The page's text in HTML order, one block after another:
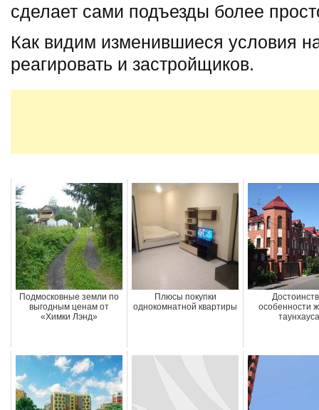
сделает сами подъезды более
Как видим изменившиеся условия
реагировать и застройщиков.
Подмосковные земли по
выгодным ценам от
«Химки Лэнд»
Плюсы покупки
однокомнатной квартиры
особенности